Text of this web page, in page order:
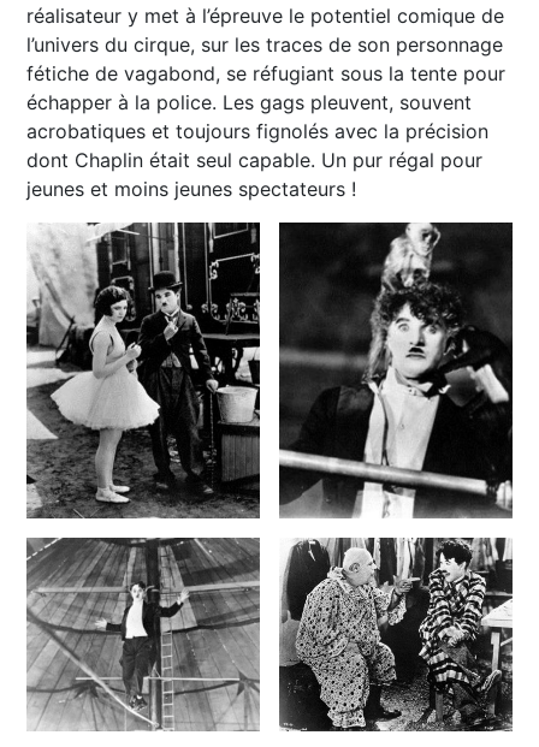
réalisateur y met à l’épreuve le potentiel comique de
l’univers du cirque, sur les traces de son personnage
fétiche de vagabond, se réfugiant sous la tente pour
échapper à la police. Les gags pleuvent, souvent
acrobatiques et toujours fignolés avec la précision
dont Chaplin était seul capable. Un pur régal pour
jeunes et moins jeunes spectateurs !